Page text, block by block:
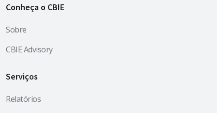
Conheça o CBIE
Sobre
CBIE Advisory
Serviços
Relatórios